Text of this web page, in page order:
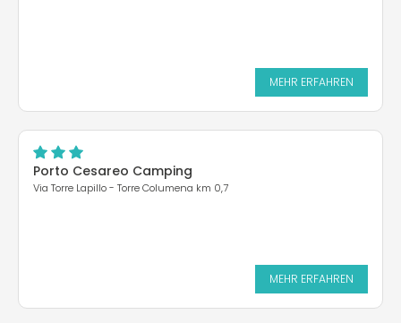
MEHR ERFAHREN
Porto Cesareo Camping
Via Torre Lapillo - Torre Columena km 0,7
MEHR ERFAHREN